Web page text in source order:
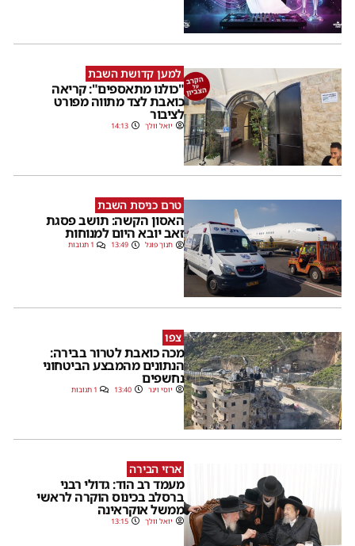
למען קדושת השבת
"כולנו מתאספים": קריאה
כואבת לצד מתווה מפורט
לציבור
יואל וולך 14:13
טרם כניסת השבת
האסון הקשה: תושב פסגת
זאב יובא היום למנוחות
חנוך פוגל 13:49 1 תגובות
צפו
מכה כואבת לטרור בבירה:
הנתונים מהמבצע הביטחוני
נחשפים
יוסי וינר 13:40 1 תגובות
ארזי הבירה
מעמד רב הוד: גדולי רבני
ברסלב בכינוס הוקרה לראשי
ממשל אוקראינה
יואל וולך 13:15